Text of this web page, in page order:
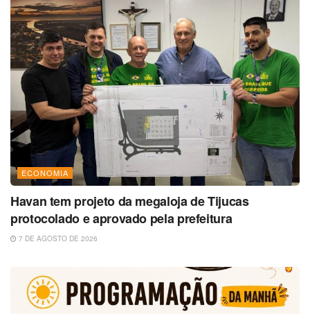
ECONOMIA
Havan tem projeto da megaloja de Tijucas
protocolado e aprovado pela prefeitura
7 DE AGOSTO DE 2026